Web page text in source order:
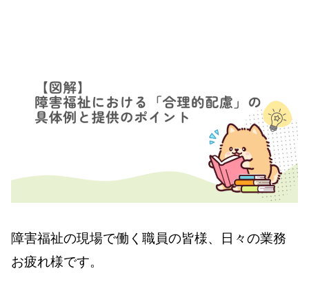
障害福祉の現場で働く職員の皆様、日々の業務
お疲れ様です。